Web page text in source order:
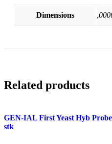
Dimensions
Related products
GEN-IAL First Yeast Hyb
stk